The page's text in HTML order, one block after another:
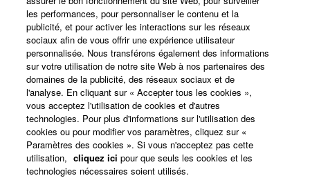
A propos de Yamaha
France - French
Professionnel
les performances, pour personnaliser le contenu et la
publicité, et pour activer les interactions sur les réseaux
sociaux afin de vous offrir une expérience utilisateur
personnalisée. Nous transférons également des informations
sur votre utilisation de notre site Web à nos partenaires des
domaines de la publicité, des réseaux sociaux et de
l'analyse. En cliquant sur « Accepter tous les cookies »,
vous acceptez l'utilisation de cookies et d'autres
technologies. Pour plus d'informations sur l'utilisation des
cookies ou pour modifier vos paramètres, cliquez sur «
Paramètres des cookies ». Si vous n'acceptez pas cette
utilisation, cliquez ici pour que seuls les cookies et les
technologies nécessaires soient utilisés.